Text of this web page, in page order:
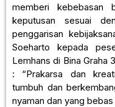
memberi kebebasan
keputusan sesuai
penggarisan
Soeharto kepada
Lemhans di Bina Graha
: “Prakarsa dan
tumbuh dan
nyaman dan yang